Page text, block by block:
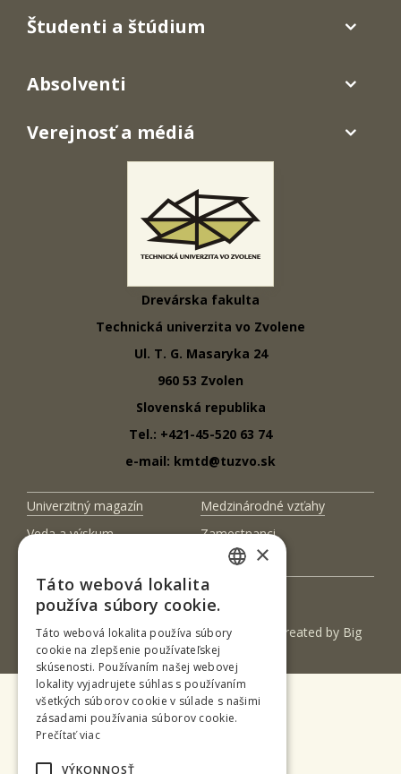
Drevárska fakulta
Technická univerzita vo Zvolene
Ul. T. G. Masaryka 24
960 53 Zvolen
Slovenská republika
Tel.: +421-45-520 63 74
e-mail: kmtd@tuzvo.sk
Študenti a štúdium
Absolventi
Verejnosť a médiá
Univerzitný magazín
Medzinárodné vzťahy
Veda a výskum
Zamestnanci
(c) 2017 Technická univerzita vo Zvolene | Created by Big
& BIGGER s.r.o.
×
Táto webová lokalita
používa súbory cookie.
Táto webová lokalita používa súbory
cookie na zlepšenie používateľskej
skúsenosti. Používaním našej webovej
lokality vyjadrujete súhlas s používaním
všetkých súborov cookie v súlade s našimi
zásadami používania súborov cookie.
Prečítať viac
VÝKONNOSŤ